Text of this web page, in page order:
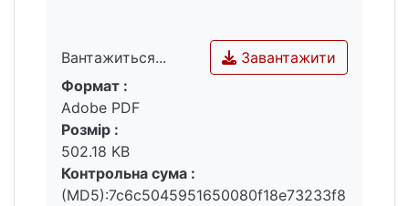
Вантажиться...
Вантажиться...
Завантажити
Формат :
Adobe PDF
Розмір :
502.18 KB
Контрольна сума :
(MD5):7c6c5045951650080f18e73233f8